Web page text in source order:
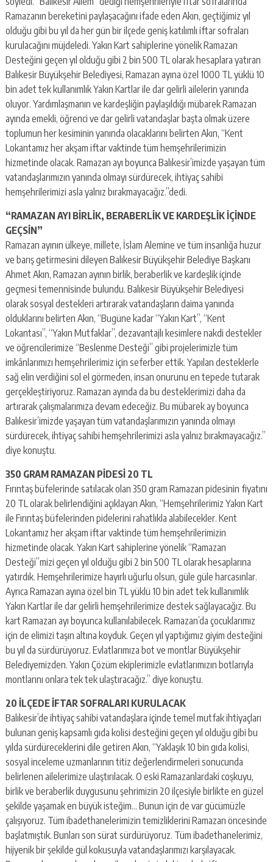
Ramazanın bereketini paylaşacağını ifade eden Akın, geçtiğimiz yıl
olduğu gibi bu yıl da her gün bir ilçede geniş katılımlı iftar sofraları
kurulacağını müjdeledi. Yakın Kart sahiplerine yönelik Ramazan
Desteğini geçen yıl olduğu gibi 2 bin 500 TL olarak hesaplara yatıran
Balıkesir Büyükşehir Belediyesi, Ramazan ayına özel 1000 TL yüklü 10
bin adet tek kullanımlık Yakın Kartlar ile dar gelirli ailelerin yanında
oluyor. Yardımlaşmanın ve kardeşliğin paylaşıldığı mübarek Ramazan
ayında emekli, öğrenci ve dar gelirli vatandaşlar başta olmak üzere
toplumun her kesiminin yanında olacaklarını belirten Akın, “Kent
Lokantamız her akşam iftar vaktinde tüm hemşehrilerimizin
hizmetinde olacak. Ramazan ayı boyunca Balıkesir’imizde yaşayan tüm
vatandaşlarımızın yanında olmayı sürdürecek, ihtiyaç sahibi
hemşehrilerimizi asla yalnız bırakmayacağız.”dedi.
“RAMAZAN AYI BİRLİK, BERABERLİK VE KARDEŞLİK İÇİNDE
GEÇSİN”
Ramazan ayının ülkeye, millete, İslam Alemine ve tüm insanlığa huzur
ve barış getirmesini dileyen Balıkesir Büyükşehir Belediye Başkanı
Ahmet Akın, Ramazan ayının birlik, beraberlik ve kardeşlik içinde
geçmesi temennisinde bulundu. Balıkesir Büyükşehir Belediyesi
olarak sosyal destekleri artırarak vatandaşların daima yanında
olduklarını belirten Akın, “Bugüne kadar “Yakın Kart”, “Kent
Lokantası”, “Yakın Mutfaklar”, dezavantajlı kesimlere nakdi destekler
ve öğrencilerimize “Beslenme Desteği” gibi projelerimizle tüm
imkânlarımızı hemşehrilerimiz için seferber ettik. Yapılan desteklerle
sağ elin verdiğini sol el görmeden, insan onurunu en tepede tutarak
gerçekleştiriyoruz. Ramazan ayında da bu desteklerimizi daha da
artırarak çalışmalarımıza devam edeceğiz. Bu mübarek ay boyunca
Balıkesir’imizde yaşayan tüm vatandaşlarımızın yanında olmayı
sürdürecek, ihtiyaç sahibi hemşehrilerimizi asla yalnız bırakmayacağız.”
diye konuştu.
350 GRAM RAMAZAN PİDESİ 20 TL
Fırıntaş büfelerinde satılacak olan 350 gram Ramazan pidesinin fiyatını
20 TL olarak belirlendiğini açıklayan Akın, “Hemşehrilerimiz Yakın Kart
ile Fırıntaş büfelerinden pidelerini rahatlıkla alabilecekler. Kent
Lokantamız her akşam iftar vaktinde tüm hemşehrilerimizin
hizmetinde olacak. Yakın Kart sahiplerine yönelik “Ramazan
Desteği”mizi geçen yıl olduğu gibi 2 bin 500 TL olarak hesaplarına
yatırdık. Hemşehrilerimize hayırlı uğurlu olsun, güle güle harcasınlar.
Ayrıca Ramazan ayına özel bin TL yüklü 10 bin adet tek kullanımlık
Yakın Kartlar ile dar gelirli hemşehrilerimize destek sağlayacağız. Bu
kart Ramazan ayı boyunca kullanılabilecek. Ramazan’da çocuklarımız
için de elimizi taşın altına koyduk. Geçen yıl yaptığımız giyim desteğini
bu yıl da sürdürüyoruz. Evlatlarımıza bot ve montlar Büyükşehir
Belediyemizden. Yakın Çözüm ekiplerimizle evlatlarımızın botlarıyla
montlarını onlara tek tek ulaştıracağız.” diye konuştu.
20 İLÇEDE İFTAR SOFRALARI KURULACAK
Balıkesir’de ihtiyaç sahibi vatandaşlara içinde temel mutfak ihtiyaçları
bulunan geniş kapsamlı gıda kolisi desteğini geçen yıl olduğu gibi bu
yılda sürdüreceklerini dile getiren Akın, “Yaklaşık 10 bin gıda kolisi,
sosyal inceleme uzmanlarının titiz değerlendirmeleri sonucunda
belirlenen ailelerimize ulaştırılacak. O eski Ramazanlardaki coşkuyu,
birlik ve beraberlik duygusunu şehrimizin 20 ilçesiyle birlikte en güzel
şekilde yaşamak en büyük isteğim… Bunun için de var gücümüzle
çalışıyoruz. Tüm ibadethanelerimizin temizliklerini Ramazan öncesinde
başlatmıştık. Bunları son sürat sürdürüyoruz. Tüm ibadethanelerimiz,
hijyenik bir şekilde gül kokusuyla vatandaşlarımızı karşılayacak.